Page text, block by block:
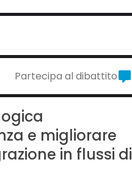
Partecipa al dibattito
e migliorare
in flussi di